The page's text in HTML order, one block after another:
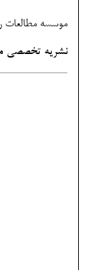
موسسه مطالعات راهبردی
نشریه تخصصی